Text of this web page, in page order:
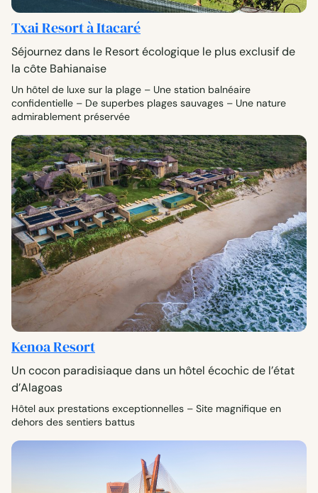
Txai Resort à Itacaré
Séjournez dans le Resort écologique le plus exclusif de
la côte Bahianaise
Un hôtel de luxe sur la plage – Une station balnéaire
confidentielle – De superbes plages sauvages – Une nature
admirablement préservée
Kenoa Resort
Un cocon paradisiaque dans un hôtel écochic de l’état
d’Alagoas
Hôtel aux prestations exceptionnelles – Site magnifique en
dehors des sentiers battus